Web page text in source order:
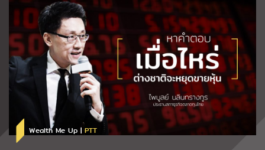
Wealth Me Up | PTT